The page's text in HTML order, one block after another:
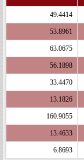
49.4414
53.8961
63.0675
56.1898
33.4470
13.1826
160.9055
13.4633
6.8693